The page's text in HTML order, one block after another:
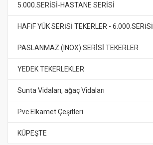
5.000.SERİSİ-HASTANE SERİSİ
HAFİF YÜK SERİSİ TEKERLER - 6.000.SERİSİ
PASLANMAZ (INOX) SERİSİ TEKERLER
YEDEK TEKERLEKLER
Sunta Vidaları, ağaç Vidaları
Pvc Elkamet Çeşitleri
KÜPEŞTE